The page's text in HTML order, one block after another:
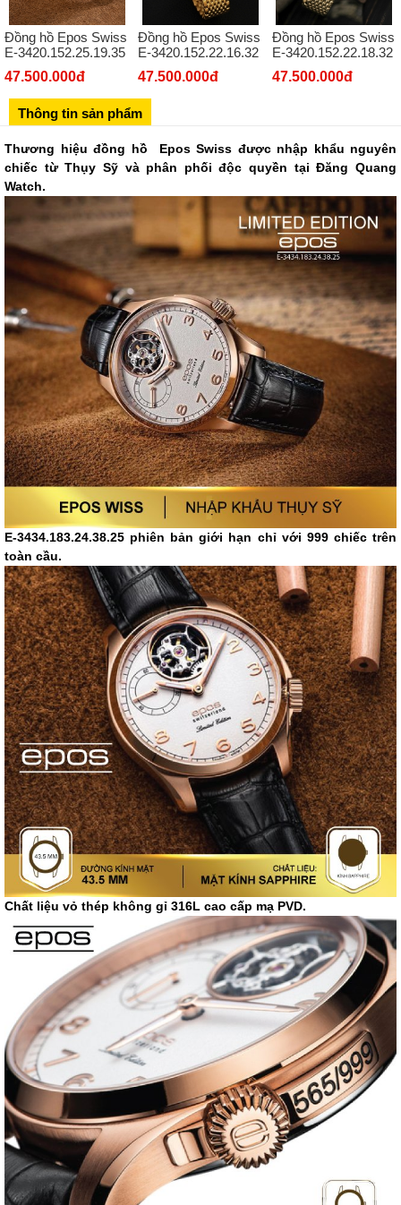
02432127660
Số 273 Nguyễn Văn Cừ - Long Biên - Hà Nội
02439392490
Số 28 Chùa Thông - Sơn Tây - Hà Nội
02437939481
Số 53 Trần Đăng Ninh - Cầu Giấy - Hà Nội
034 629 9090
Showroom 86: BH9A-SP.9A-63 Vinhomes Ocean Park 1, Dương
Xá, Gia Lâm, Thành phố Hà Nội
Đồng hồ Epos Swiss
E-3420.152.25.19.35
47.500.000đ
Đồng hồ Epos Swiss
E-3420.152.22.16.32
47.500.000đ
Đồng hồ Epos Swiss
E-3420.152.22.18.32
47.500.000đ
Thông tin sản phẩm
Thương hiệu đồng hồ Epos Swiss được nhập khẩu nguyên
chiếc từ Thụy Sỹ và phân phối độc quyền tại Đăng Quang
Watch.
E-3434.183.24.38.25 phiên bản giới hạn chỉ với 999 chiếc trên
toàn cầu.
Chất liệu vỏ thép không gỉ 316L cao cấp mạ PVD.